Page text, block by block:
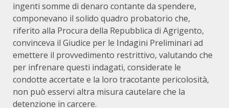
ingenti somme di denaro contante da spendere,
componevano il solido quadro probatorio che,
riferito alla Procura della Repubblica di Agrigento,
convinceva il Giudice per le Indagini Preliminari ad
emettere il provvedimento restrittivo, valutando che
per infrenare questi indagati, considerate le
condotte accertate e la loro tracotante pericolosità,
non può esservi altra misura cautelare che la
detenzione in carcere.